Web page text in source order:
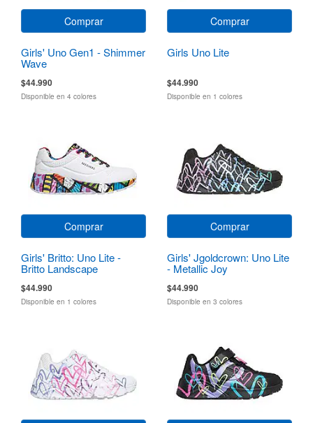
Comprar
Girls' Uno Gen1 - Shimmer
Wave
$44.990
Disponible en 4 colores
Comprar
Girls Uno Lite
$44.990
Disponible en 1 colores
Comprar
Girls' Britto: Uno Lite -
Britto Landscape
$44.990
Disponible en 1 colores
Comprar
Girls' Jgoldcrown: Uno Lite
- Metallic Joy
$44.990
Disponible en 3 colores